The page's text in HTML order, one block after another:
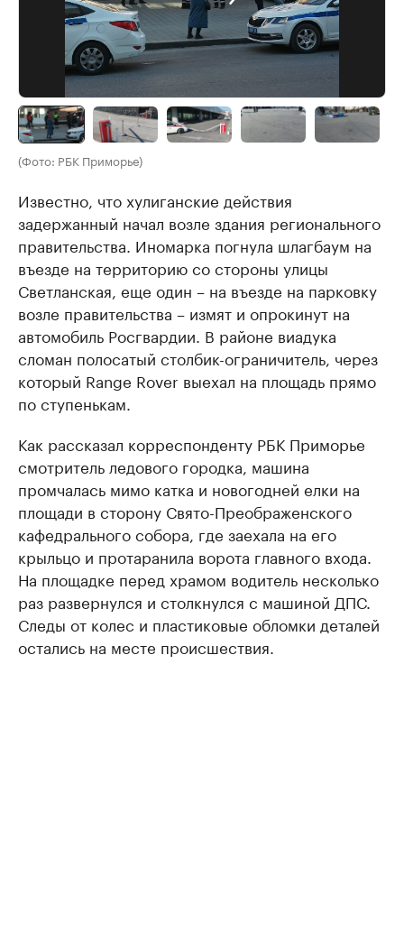
(Фото: РБК Приморье)
Известно, что хулиганские действия
задержанный начал возле здания регионального
правительства. Иномарка погнула шлагбаум на
въезде на территорию со стороны улицы
Светланская, еще один – на въезде на парковку
возле правительства – измят и опрокинут на
автомобиль Росгвардии. В районе виадука
сломан полосатый столбик-ограничитель, через
который Range Rover выехал на площадь прямо
по ступенькам.
Как рассказал корреспонденту РБК Приморье
смотритель ледового городка, машина
промчалась мимо катка и новогодней елки на
площади в сторону Свято-Преображенского
кафедрального собора, где заехала на его
крыльцо и протаранила ворота главного входа.
На площадке перед храмом водитель несколько
раз развернулся и столкнулся с машиной ДПС.
Следы от колес и пластиковые обломки деталей
остались на месте происшествия.